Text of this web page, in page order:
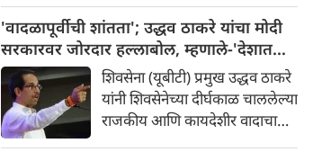
प्रकृतीच्या समस्यांशी झुंज देत होते.
मेस्सीच्या यशस्वी कारकिर्दीत त्याचे
वडील जॉर्ज यांची मोठी भूमिका होती.
'वादळापूर्वीची शांतता'; उद्धव ठाकरे यांचा मोदी
सरकारवर जोरदार हल्लाबोल, म्हणाले-'देशात
स्वार्थी वारे वाहत आहे'शिवसेना (यूबीटी) प्रमुख उद्धव ठाकरे
यांनी शिवसेनेच्या दीर्घकाळ चाललेल्या
राजकीय आणि कायदेशीर वादाचा